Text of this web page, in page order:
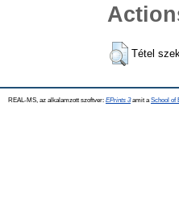
Tétel
REAL-MS, az alkalamzott szoftver: EPrints 3amit a School of